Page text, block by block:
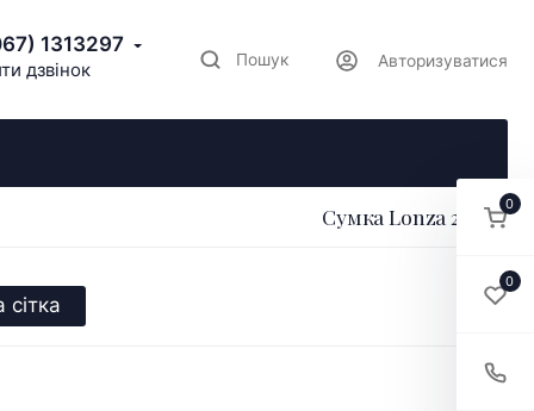
1313297
дзвінок Пошук Авторизуватися
Сумка Lonza 205371
сітка
0
0